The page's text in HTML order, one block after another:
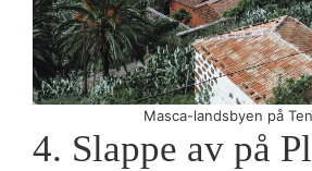
Masca-landsbyen på
4. Slappe av på